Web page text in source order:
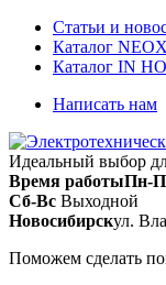
Статьи и
Каталог NEOX
Каталог IN
Написать нам
Идеальный выбор
Время работыПн-
Сб-Вс Выходной
Новосибирскул.
Поможем сделать